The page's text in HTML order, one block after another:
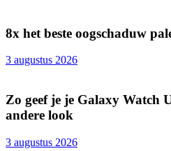
8x het beste oogschaduw
3 augustus 2026
Zo geef je je Galaxy Watch
andere look
3 augustus 2026